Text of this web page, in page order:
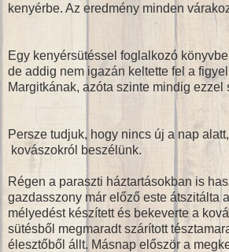
kenyérbe. Az eredmény minden
Egy kenyérsütéssel foglalkozó
de addig nem igazán keltette fel a
Margitkának, azóta szinte mindig ezzel
Persze tudjuk, hogy nincs új a nap
kovászokról beszélünk.
Régen a paraszti háztartásokban is
gazdasszony már előző este átszitálta
mélyedést készített és bekeverte a
sütésből megmaradt szárított
élesztőből állt. Másnap először a